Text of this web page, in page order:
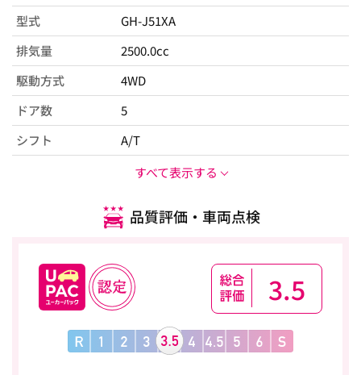
型式
GH-J51XA
排気量
2500.0cc
駆動方式
4WD
ドア数
5
シフト
A/T
すべて表示する
品質評価・車両点検
3.5